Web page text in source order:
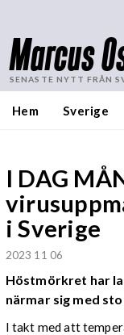
Marcus
SENASTE NYTT FRÅN
Hem Sverige
I DAG
i Sverige
2023 11 06
Höstmörkret har
närmar sig med
I takt med att